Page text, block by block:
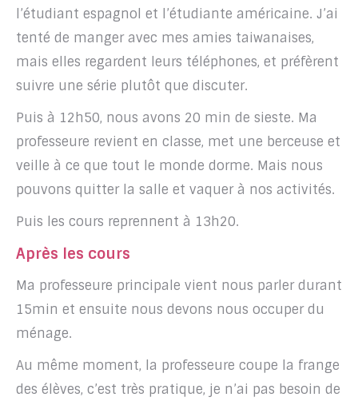
l’étudiant espagnol et l’étudiante américaine. J’ai
tenté de manger avec mes amies taiwanaises,
mais elles regardent leurs téléphones, et préfèrent
suivre une série plutôt que discuter.
Puis à 12h50, nous avons 20 min de sieste. Ma
professeure revient en classe, met une berceuse et
veille à ce que tout le monde dorme. Mais nous
pouvons quitter la salle et vaquer à nos activités.
Puis les cours reprennent à 13h20.
Après les cours
Ma professeure principale vient nous parler durant
15min et ensuite nous devons nous occuper du
ménage.
Au même moment, la professeure coupe la frange
des élèves, c’est très pratique, je n’ai pas besoin de